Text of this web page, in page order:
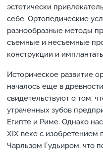
эстетически
себе. Ортопедические
разнообразные методы
съемные и несъемные
конструкции и
Историческое развитие
началось еще в
свидетельствуют о том,
утраченных зубов
Египте и Риме. Однако
XIX веке с изобретением
Чарльзом Гудьиром, что